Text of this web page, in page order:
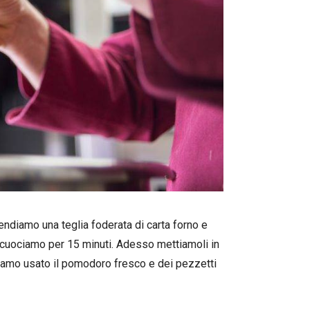
una teglia foderata di carta forno e
per 15 minuti. Adesso mettiamoli in
usato il pomodoro fresco e dei pezzetti